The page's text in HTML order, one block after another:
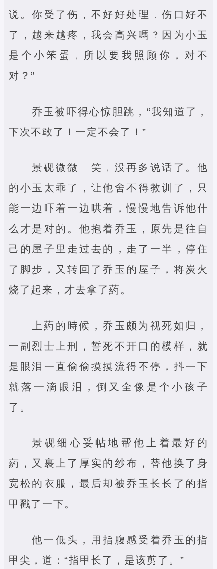
说。你受了伤，不好好处理，伤口好不
了，越来越疼，我会高兴嗎？因为小玉
是个小笨蛋，所以要我照顾你，对不
对？”
乔玉被吓得心惊胆跳，“我知道了，
下次不敢了！一定不会了！”
景砚微微一笑，没再多说话了。他
的小玉太乖了，让他舍不得教训了，只
能一边吓着一边哄着，慢慢地告诉他什
么才是对的。他抱着乔玉，原先是往自
己的屋子里走过去的，走了一半，停住
了脚步，又转回了乔玉的屋子，将炭火
烧了起来，才去拿了葯。
上葯的時候，乔玉颇为视死如归，
一副烈士上刑，誓死不开口的模样，就
是眼泪一直偷偷摸摸流得不停，抖一下
就落一滴眼泪，倒又全像是个小孩子
了。
景砚细心妥帖地帮他上着最好的
葯，又裹上了厚实的纱布，替他换了身
宽松的衣服，最后却被乔玉长长了的指
甲戳了一下。
他一低头，用指腹感受着乔玉的指
甲尖，道：“指甲长了，是该剪了。”